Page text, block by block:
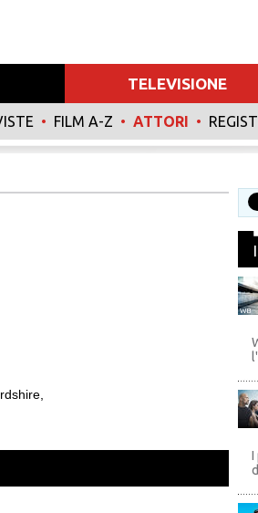
TELEVISIONE
• FILM A-Z • ATTORI •
WB
I